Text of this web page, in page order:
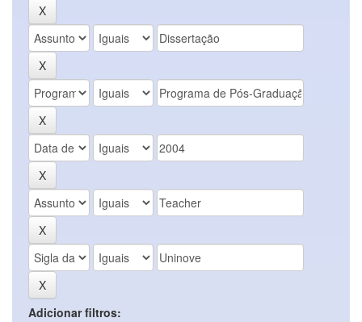
Adicionar filtros: